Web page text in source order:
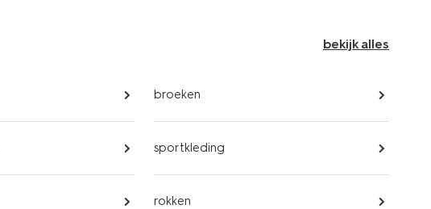
bekijk alles
broeken
sportkleding
rokken